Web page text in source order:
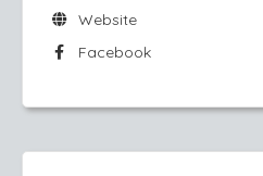
Website
Facebook